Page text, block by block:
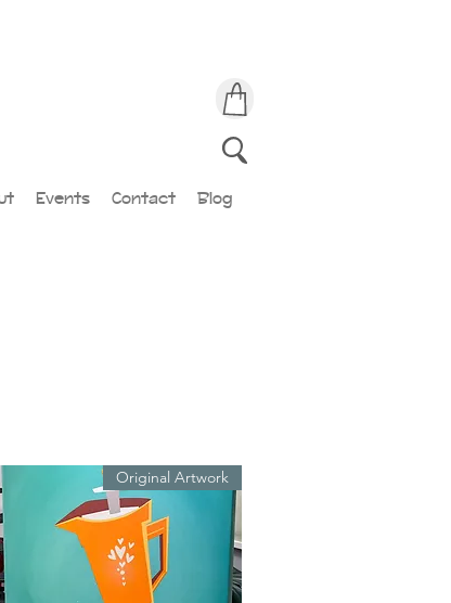
Events Contact Blog
Original Artwork